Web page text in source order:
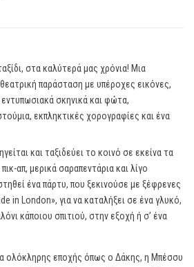
στα καλύτερά μας χρόνια! Μια
παράσταση με υπέροχες εικόνες,
σκηνικά και φώτα,
εκπληκτικές χορογραφίες και ένα
και ταξιδεύει το κοινό σε εκείνα τα
απ, μερικά σαραπεντάρια και λίγο
ένα πάρτυ, που ξεκινούσε με ξέφρενες
in London», για να καταλήξει σε ένα γλυκό,
κάποιου σπιτιού, στην εξοχή ή σ’ ένα
ολόκληρης εποχής όπως ο Δάκης, η Μπέσσυ